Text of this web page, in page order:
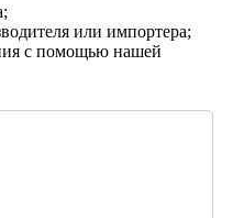
или импортера;
с помощью нашей